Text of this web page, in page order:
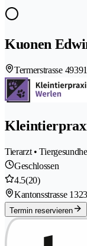
Kuonen
Termerstrasse 49
Tierarzt •
Geschlossen
4.5(20)
Kantonsstrasse 132
Termin reservieren